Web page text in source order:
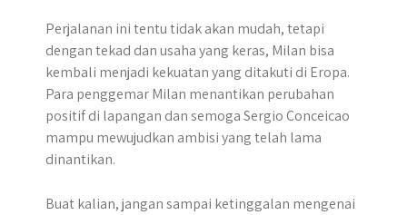
Perjalanan ini tentu tidak akan mudah, tetapi
dengan tekad dan usaha yang keras, Milan bisa
kembali menjadi kekuatan yang ditakuti di Eropa.
Para penggemar Milan menantikan perubahan
positif di lapangan dan semoga Sergio Conceicao
mampu mewujudkan ambisi yang telah lama
dinantikan.
Buat kalian, jangan sampai ketinggalan mengenai